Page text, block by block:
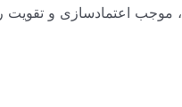
موجب اعتمادسازی و